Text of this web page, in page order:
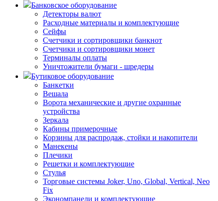
Банковское оборудование
Детекторы валют
Расходные материалы и комплектующие
Сейфы
Счетчики и сортировщики банкнот
Счетчики и сортировщики монет
Терминалы оплаты
Уничтожители бумаги - шредеры
Бутиковое оборудование
Банкетки
Вешала
Ворота механические и другие охранные
устройства
Зеркала
Кабины примерочные
Корзины для распродаж, стойки и накопители
Манекены
Плечики
Решетки и комплектующие
Стулья
Торговые системы Joker, Uno, Global, Vertical, Neo
Fix
Экономпанели и комплектующие